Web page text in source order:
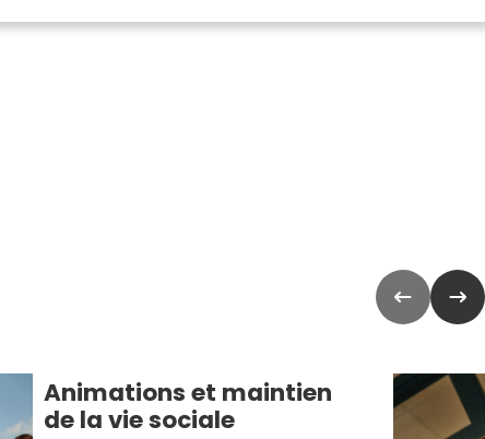
Animations et maintien
de la vie sociale